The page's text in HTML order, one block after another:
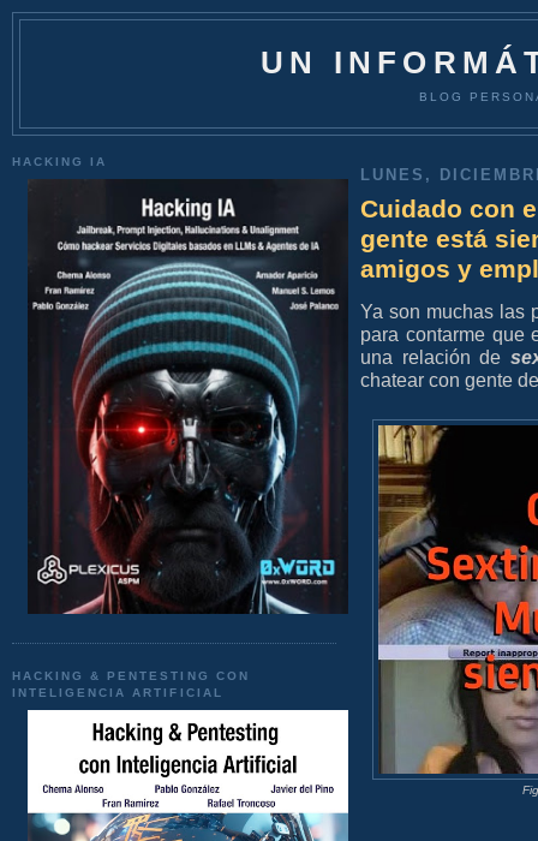
UN
BLOG
HACKING IA
HACKING & PENTESTING CON
INTELIGENCIA ARTIFICIAL
LUNES,
Cuidado con
gente está
amigos y
Ya son muchas las
para contarme que
una relación de
chatear con gente